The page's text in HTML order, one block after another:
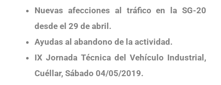
Nuevas afecciones al tráfico en la SG-20
desde el 29 de abril.
Ayudas al abandono de la actividad.
IX Jornada Técnica del Vehículo Industrial,
Cuéllar, Sábado 04/05/2019.